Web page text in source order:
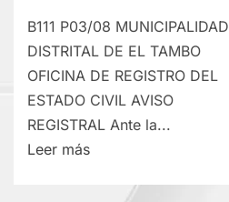
B111 P03/08 MUNICIPALIDAD
DISTRITAL DE EL TAMBO
OFICINA DE REGISTRO DEL
ESTADO CIVIL AVISO
REGISTRAL Ante la...
Leer másLee
sobre